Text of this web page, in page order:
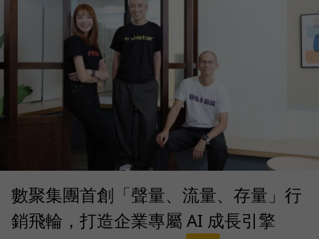
數聚集團首創「聲量、流量、存量」行
銷飛輪，打造企業專屬 AI 成長引擎